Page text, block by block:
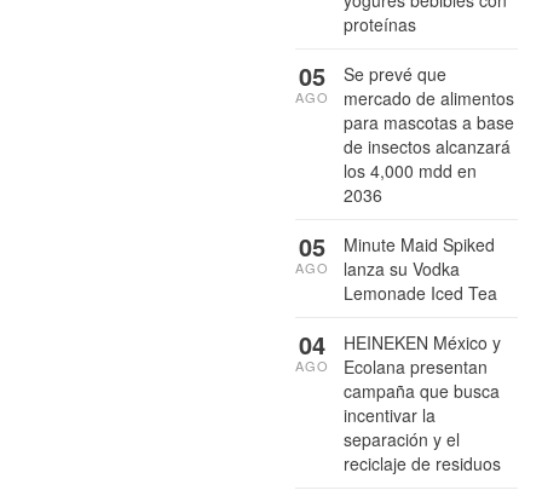
proteínas
Se prevé que
mercado de alimentos
para mascotas a base
de insectos alcanzará
los 4,000 mdd en
2036
05
AGO
Minute Maid Spiked
lanza su Vodka
Lemonade Iced Tea
05
AGO
HEINEKEN México y
Ecolana presentan
campaña que busca
incentivar la
separación y el
reciclaje de residuos
04
AGO